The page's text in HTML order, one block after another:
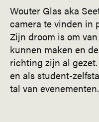
Wouter Glas aka
camera te vinden in
Zijn droom is om
kunnen maken en
richting zijn al
en als student-
tal van evenementen.